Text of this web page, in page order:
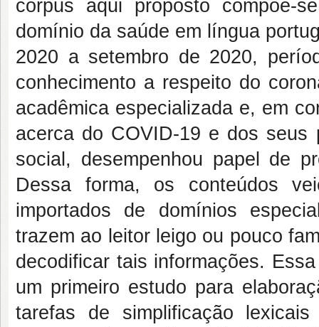
corpus aqui proposto compõe-
domínio da saúde em língua
2020 a setembro de 2020,
conhecimento a respeito do
acadêmica especializada e, em
acerca do COVID-19 e dos seus
social, desempenhou papel de
Dessa forma, os conteúdos
importados de domínios
trazem ao leitor leigo ou pouco
decodificar tais informações.
um primeiro estudo para
tarefas de simplificação